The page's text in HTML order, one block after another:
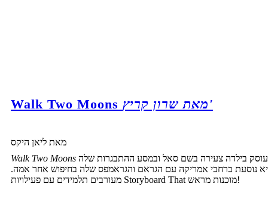
Walk Two Moons מאת שרון קריץ'
מאת ליאן היקס
Walk Two Moons
נוסעת ברחבי אמריקה עם הגראם והגראמפס שלה בחיפוש אחר אמה.
מעורבים תלמידים עם פעילויות Storyboard That מוכנות מראש!